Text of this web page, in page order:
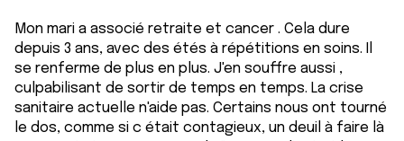
Mon mari a associé retraite et cancer . Cela dure
depuis 3 ans, avec des étés à répétitions en soins. Il
se renferme de plus en plus. J'en souffre aussi ,
culpabilisant de sortir de temps en temps. La crise
sanitaire actuelle n'aide pas. Certains nous ont tourné
le dos, comme si c était contagieux, un deuil à faire là